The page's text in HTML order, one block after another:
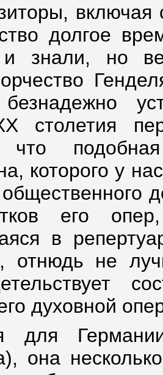
долгое
знали, но
безнадежно
столетия
что
которого у
его
в
отнюдь не
духовной
для
она